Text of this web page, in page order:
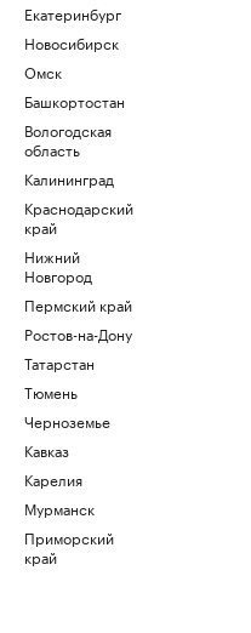
Екатеринбург
Новосибирск
Омск
Башкортостан
Вологодская
область
Калининград
Краснодарский
край
Нижний
Новгород
Пермский край
Ростов-на-Дону
Татарстан
Тюмень
Черноземье
Кавказ
Карелия
Мурманск
Приморский
край